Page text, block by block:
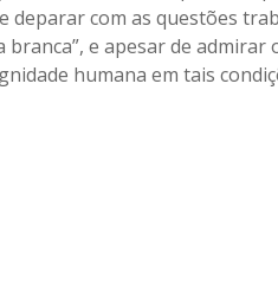
deparar com as questões
branca”, e apesar de
humana em tais